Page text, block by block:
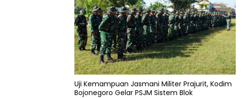
Uji Kemampuan Jasmani Militer Prajurit, Kodim
Bojonegoro Gelar PSJM Sistem Blok